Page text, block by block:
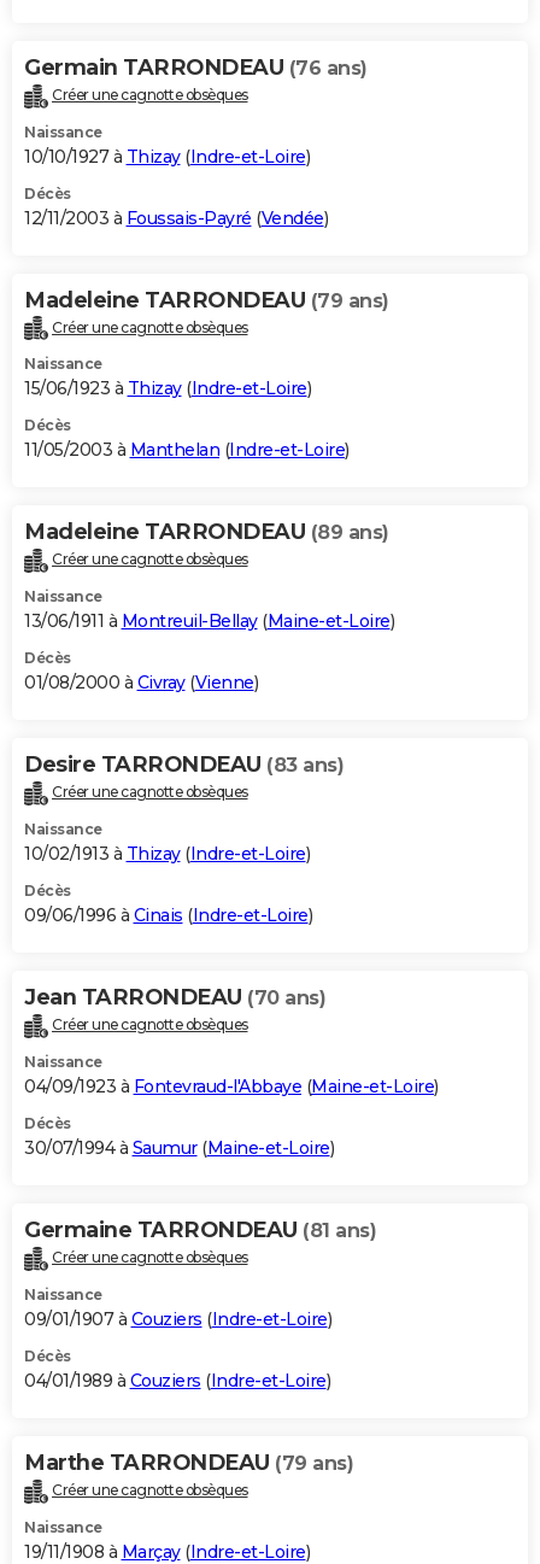
Germain TARRONDEAU (76 ans)
Créer une cagnotte obsèques
Naissance
10/10/1927 à Thizay(Indre-et-Loire)
Décès
12/11/2003 à Foussais-Payré (Vendée)
Madeleine TARRONDEAU (79 ans)
Créer une cagnotte obsèques
Naissance
15/06/1923 à Thizay(Indre-et-Loire)
Décès
11/05/2003 à Manthelan (Indre-et-Loire)
Madeleine TARRONDEAU (89 ans)
Créer une cagnotte obsèques
Naissance
13/06/1911 à Montreuil-Bellay(Maine-et-Loire)
Décès
01/08/2000 à Civray(Vienne)
Desire TARRONDEAU (83 ans)
Créer une cagnotte obsèques
Naissance
10/02/1913 à Thizay(Indre-et-Loire)
Décès
09/06/1996 à Cinais (Indre-et-Loire)
Jean TARRONDEAU (70 ans)
Créer une cagnotte obsèques
Naissance
04/09/1923 à Fontevraud-l'Abbaye (Maine-et-Loire)
Décès
30/07/1994 à Saumur(Maine-et-Loire)
Germaine TARRONDEAU (81 ans)
Créer une cagnotte obsèques
Naissance
09/01/1907 à Couziers (Indre-et-Loire)
Décès
04/01/1989 à Couziers (Indre-et-Loire)
Marthe TARRONDEAU (79 ans)
Créer une cagnotte obsèques
Naissance
19/11/1908 à Marçay(Indre-et-Loire)